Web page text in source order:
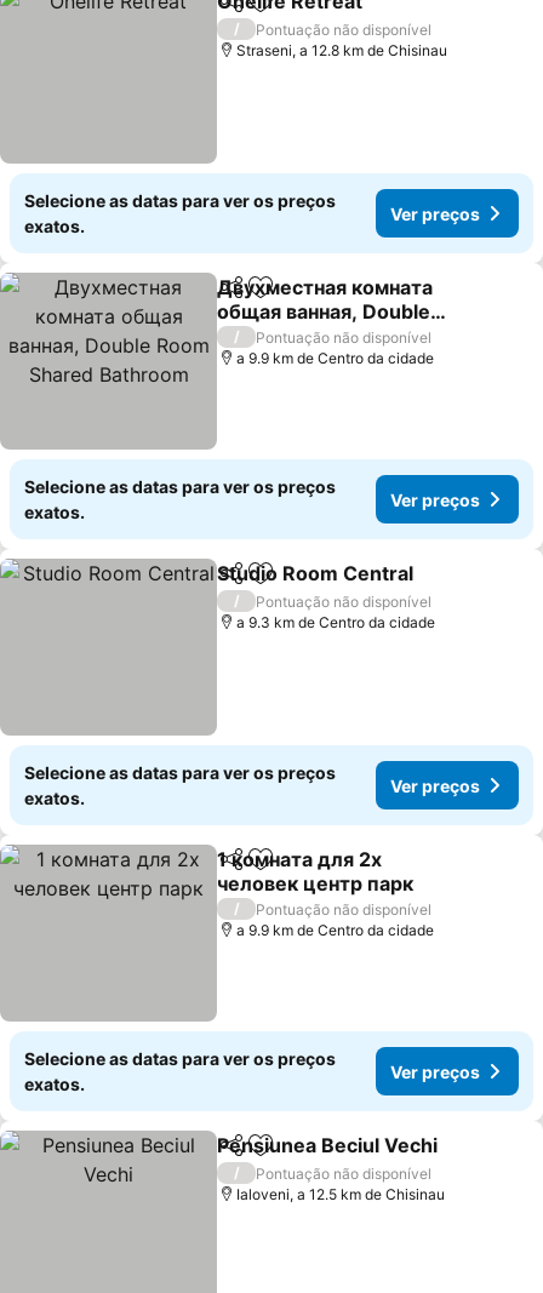
PartilharAdicionar aos favoritos
/
Pontuação não disponível
Straseni, a 12.8 km de Chisinau
Selecione as datas para ver os preços
exatos.
Ver preços
PartilharAdicionar aos favoritos
Двухместная комната
общая ванная, Double
Room Shared Bathroom
Ver preços
/
Pontuação não disponível
a 9.9 km de Centro da cidade
Selecione as datas para ver os preços
exatos.
Ver preços
PartilharAdicionar aos favoritos
Studio Room Central
/
Pontuação não disponível
a 9.3 km de Centro da cidade
Selecione as datas para ver os preços
exatos.
Ver preços
PartilharAdicionar aos favoritos
1 комната для 2х
человек центр парк
Ver preços
/
Pontuação não disponível
a 9.9 km de Centro da cidade
Selecione as datas para ver os preços
exatos.
Ver preços
PartilharAdicionar aos favoritos
Pensiunea Beciul Vechi
/
Pontuação não disponível
Ialoveni, a 12.5 km de Chisinau